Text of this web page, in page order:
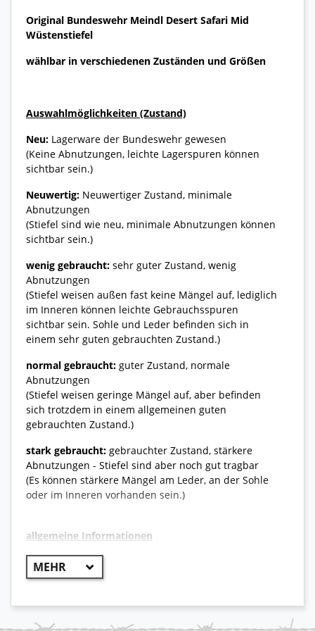
Original Bundeswehr Meindl Desert Safari Mid
Wüstenstiefel
wählbar in verschiedenen Zuständen und Größen
Auswahlmöglichkeiten (Zustand)
Neu: Lagerware der Bundeswehr gewesen
(Keine Abnutzungen, leichte Lagerspuren können
sichtbar sein.)
Neuwertig: Neuwertiger Zustand, minimale
Abnutzungen
(Stiefel sind wie neu, minimale Abnutzungen können
sichtbar sein.)
wenig gebraucht: sehr guter Zustand, wenig
Abnutzungen
(Stiefel weisen außen fast keine Mängel auf, lediglich
im Inneren können leichte Gebrauchsspuren
sichtbar sein. Sohle und Leder befinden sich in
einem sehr guten gebrauchten Zustand.)
normal gebraucht: guter Zustand, normale
Abnutzungen
(Stiefel weisen geringe Mängel auf, aber befinden
sich trotzdem in einem allgemeinen guten
gebrauchten Zustand.)
stark gebraucht: gebrauchter Zustand, stärkere
Abnutzungen - Stiefel sind aber noch gut tragbar
(Es können stärkere Mängel am Leder, an der Sohle
oder im Inneren vorhanden sein.)
allgemeine Informationen
++ Original Bundeswehr ++